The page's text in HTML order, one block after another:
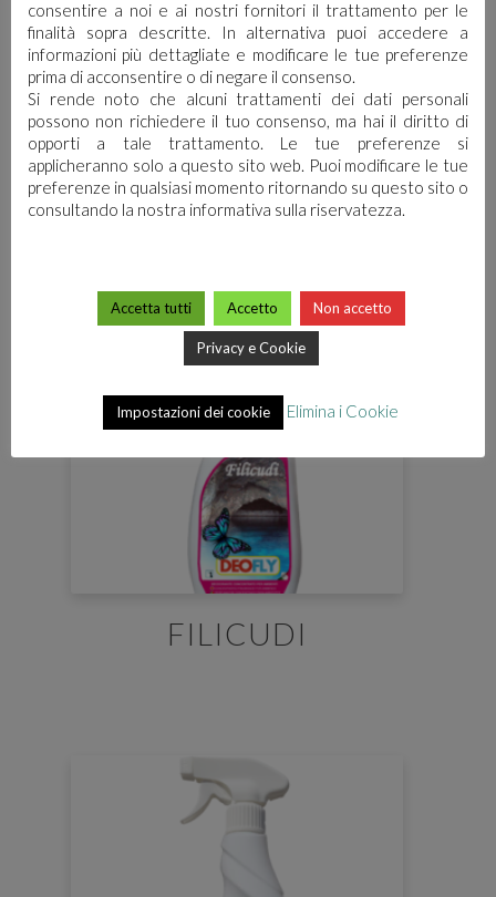
TI POTREBBE
INTERESSARE…
FILICUDI
consentire a noi e ai nostri fornitori il trattamento per le
finalità sopra descritte. In alternativa puoi accedere a
informazioni più dettagliate e modificare le tue preferenze
prima di acconsentire o di negare il consenso.
Si rende noto che alcuni trattamenti dei dati personali
possono non richiedere il tuo consenso, ma hai il diritto di
opporti a tale trattamento. Le tue preferenze si
applicheranno solo a questo sito web. Puoi modificare le tue
preferenze in qualsiasi momento ritornando su questo sito o
consultando la nostra informativa sulla riservatezza.
Accetta tutti Accetto Non accetto
Privacy e Cookie
Impostazioni dei cookie Elimina i Cookie